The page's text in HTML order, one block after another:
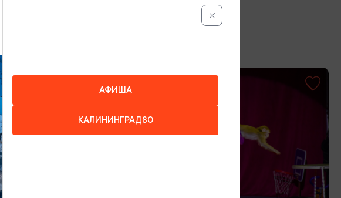
Калининград, Музей «Дом китобоя»
АФИША
КАЛИНИНГРАД80